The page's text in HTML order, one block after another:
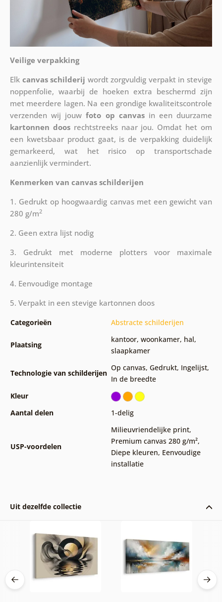
Veilige verpakking
Elk canvas schilderij wordt zorgvuldig verpakt in stevige
noppenfolie, waarbij de hoeken extra beschermd zijn
met meerdere lagen. Na een grondige kwaliteitscontrole
verzenden wij jouwfoto op canvasin een duurzame
kartonnen doosrechtstreeks naar jou. Omdat het om
een kwetsbaar product gaat, is de verpakking duidelijk
gemarkeerd, wat het risico op transportschade
aanzienlijk vermindert.
Kenmerken van canvas schilderijen
1. Gedrukt op hoogwaardig canvas met een gewicht van
280 g/m2
2. Geen extra lijst nodig
3. Gedrukt met moderne plotters voor maximale
kleurintensiteit
4. Eenvoudige montage
5. Verpakt in een stevige kartonnen doos
Categorieën Abstracte schilderijen
Plaatsing
kantoor, woonkamer, hal,
slaapkamer
Technologie van schilderijen
Op canvas, Gedrukt, Ingelijst,
In de breedte
Kleur
Aantal delen
1-delig
USP-voordelen
Milieuvriendelijke print,
Premium canvas 280 g/m²,
Diepe kleuren, Eenvoudige
installatie
Uit dezelfde collectie